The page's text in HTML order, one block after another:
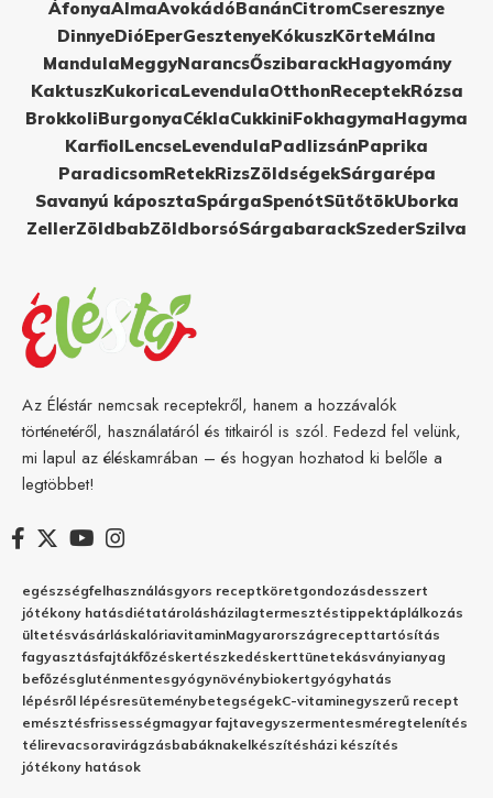
ÁfonyaAlmaAvokádóBanánCitromCseresznye
DinnyeDióEperGesztenyeKókuszKörteMálna
MandulaMeggyNarancsŐszibarackHagyomány
KaktuszKukoricaLevendulaOtthonReceptekRózsa
BrokkoliBurgonyaCéklaCukkiniFokhagymaHagyma
KarfiolLencseLevendulaPadlizsánPaprika
ParadicsomRetekRizsZöldségekSárgarépa
Savanyú káposztaSpárgaSpenótSütőtökUborka
ZellerZöldbabZöldborsóSárgabarackSzederSzilva
Az Éléstár nemcsak receptekről, hanem a hozzávalók
történetéről, használatáról és titkairól is szól. Fedezd fel velünk,
mi lapul az éléskamrában – és hogyan hozhatod ki belőle a
legtöbbet!
egészségfelhasználásgyors receptköretgondozásdesszert
jótékony hatásdiétatárolásházilagtermesztéstippektáplálkozás
ültetésvásárláskalóriavitaminMagyarországrecepttartósítás
fagyasztásfajtákfőzéskertészkedéskerttünetekásványianyag
befőzésgluténmentesgyógynövénybiokertgyógyhatás
lépésről lépésresüteménybetegségekC-vitaminegyszerű recept
emésztésfrissességmagyar fajtavegyszermentesméregtelenítés
télirevacsoravirágzásbabáknakelkészítésházi készítés
jótékony hatások